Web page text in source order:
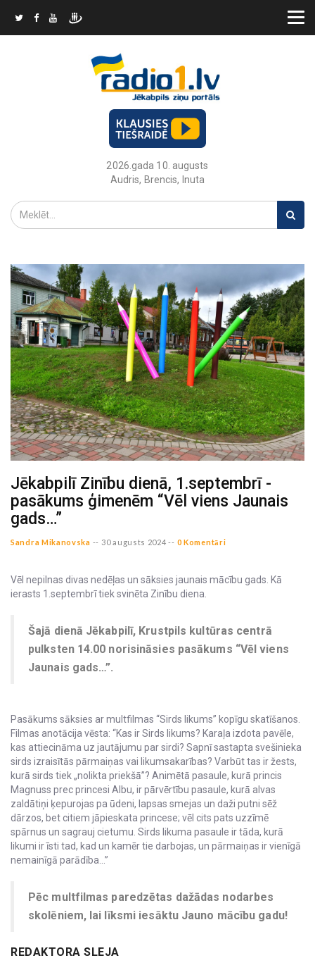
2026.gada 10. augusts
Audris, Brencis, Inuta
Jēkabpilī Zinību dienā, 1.septembrī -
pasākums ģimenēm “Vēl viens Jaunais
gads…”
Sandra Mikanovska -- 30 augusts 2024 -- 0 Komentāri
Vēl nepilnas divas nedēļas un sāksies jaunais mācību gads. Kā
ierasts 1.septembrī tiek svinēta Zinību diena.
Šajā dienā Jēkabpilī, Krustpils kultūras centrā
pulksten 14.00 norisināsies pasākums “Vēl viens
Jaunais gads…”.
Pasākums sāksies ar multfilmas “Sirds likums” kopīgu skatīšanos.
Filmas anotācija vēsta: “Kas ir Sirds likums? Karaļa izdota pavēle,
kas attiecināma uz jautājumu par sirdi? Sapnī sastapta svešinieka
sirds izraisītās pārmaiņas vai likumsakarības? Varbūt tas ir žests,
kurā sirds tiek „nolikta priekšā”? Animētā pasaule, kurā princis
Magnuss prec princesi Albu, ir pārvērtību pasaule, kurā alvas
zaldātiņi ķepurojas pa ūdeni, lapsas smejas un daži putni sēž
dārzos, bet citiem jāpieskata princese; vēl cits pats uzzīmē
spārnus un sagrauj cietumu. Sirds likuma pasaule ir tāda, kurā
likumi ir īsti tad, kad un kamēr tie darbojas, un pārmaiņas ir vienīgā
nemainīgā parādība…”
Pēc multfilmas paredzētas dažādas nodarbes
skolēniem, lai līksmi iesāktu Jauno mācību gadu!
REDAKTORA SLEJA